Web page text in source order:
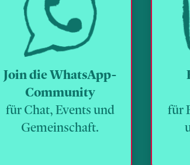
Join die WhatsApp-
Community
für Chat, Events und
Gemeinschaft.
für